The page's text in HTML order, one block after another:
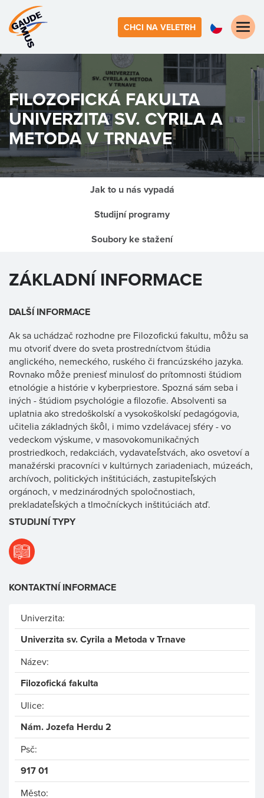
CHCI NA VELETRH
Toggle
FILOZOFICKÁ FAKULTA
UNIVERZITA SV. CYRILA A
METODA V TRNAVE
Jak to u nás vypadá
Studijní programy
Soubory ke stažení
ZÁKLADNÍ INFORMACE
DALŠÍ INFORMACE
Ak sa uchádzač rozhodne pre Filozofickú fakultu, môžu sa
mu otvoriť dvere do sveta prostredníctvom štúdia
anglického, nemeckého, ruského či francúzského jazyka.
Rovnako môže preniesť minulosť do prítomnosti štúdiom
etnológie a histórie v kyberpriestore. Spozná sám seba i
iných - štúdiom psychológie a filozofie. Absolventi sa
uplatnia ako stredoškolskí a vysokoškolskí pedagógovia,
učitelia základných škôl, i mimo vzdelávacej sféry - vo
vedeckom výskume, v masovokomunikačných
prostriedkoch, redakciách, vydavateľstvách, ako osvetoví a
manažérski pracovníci v kultúrnych zariadeniach, múzeách,
archívoch, politických inštitúciách, zastupiteľských
orgánoch, v medzinárodných spoločnostiach,
prekladateľských a tlmočníckych inštitúciách atď.
STUDIJNÍ TYPY
KONTAKTNÍ INFORMACE
Univerzita:
Univerzita sv. Cyrila a Metoda v Trnave
Název:
Filozofická fakulta
Ulice:
Nám. Jozefa Herdu 2
Psč:
917 01
Město: